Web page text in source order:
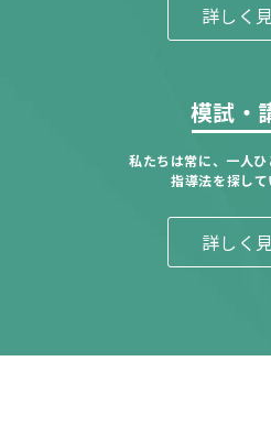
詳しく
模試・
私たちは常に、一人
指導法を探して
詳しく